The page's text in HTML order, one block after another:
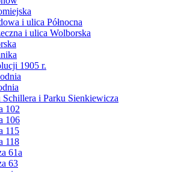
i ulica Północna
i ulica Wolborska
1905 r.
Schillera i Parku Sienkiewicza
102
106
115
118
61a
63